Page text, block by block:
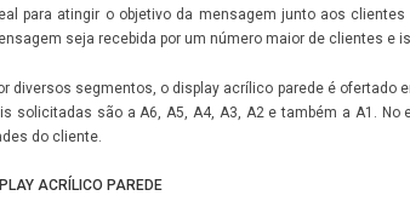
para atingir o objetivo da mensagem junto aos
seja recebida por um número maior de clientes e
diversos segmentos, o display acrílico parede é ofertado
solicitadas são a A6, A5, A4, A3, A2 e também a A1.
do cliente.
ACRÍLICO PAREDE